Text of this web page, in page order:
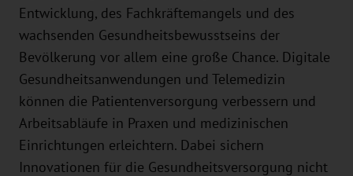
Entwicklung, des Fachkräftemangels und des
wachsenden Gesundheitsbewusstseins der
Bevölkerung vor allem eine große Chance. Digitale
Gesundheitsanwendungen und Telemedizin
können die Patientenversorgung verbessern und
Arbeitsabläufe in Praxen und medizinischen
Einrichtungen erleichtern. Dabei sichern
Innovationen für die Gesundheitsversorgung nicht